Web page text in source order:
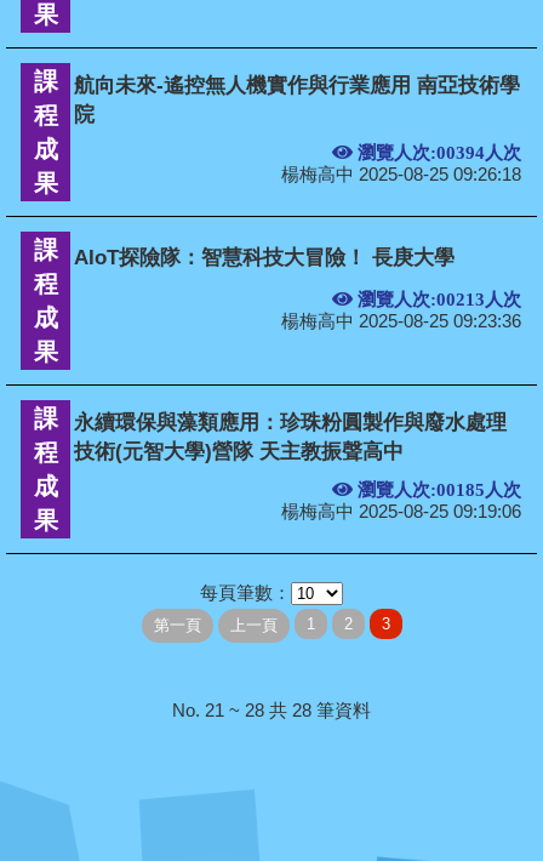
果
課
程
成
果
航向未來-遙控無人機實作與行業應用 南亞技術學
院
瀏覽人次:00394人次
楊梅高中 2025-08-25 09:26:18
課
程
成
果
AIoT探險隊：智慧科技大冒險！ 長庚大學
瀏覽人次:00213人次
楊梅高中 2025-08-25 09:23:36
課
程
成
果
永續環保與藻類應用：珍珠粉圓製作與廢水處理
技術(元智大學)營隊 天主教振聲高中
瀏覽人次:00185人次
楊梅高中 2025-08-25 09:19:06
每頁筆數：
No. 21 ~ 28 共 28 筆資料